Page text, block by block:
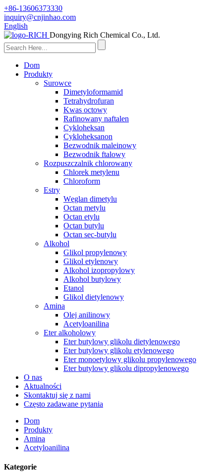
+86-13606373330
inquiry@cnjinhao.com
English
Dongying Rich Chemical Co., Ltd.
Dom
Produkty
Surowce
Dimetyloformamid
Tetrahydrofuran
Kwas octowy
Rafinowany naftalen
Cykloheksan
Cykloheksanon
Bezwodnik maleinowy
Bezwodnik ftalowy
Rozpuszczalnik chlorowany
Chlorek metylenu
Chloroform
Estry
Węglan dimetylu
Octan metylu
Octan etylu
Octan butylu
Octan sec-butylu
Alkohol
Glikol propylenowy
Glikol etylenowy
Alkohol izopropylowy
Alkohol butylowy
Etanol
Glikol dietylenowy
Amina
Olej anilinowy
Acetyloanilina
Eter alkoholowy
Eter butylowy glikolu dietylenowego
Eter butylowy glikolu etylenowego
Eter monoetylowy glikolu propylenowego
Eter butylowy glikolu dipropylenowego
O nas
Aktualności
Skontaktuj się z nami
Często zadawane pytania
Dom
Produkty
Amina
Acetyloanilina
Kategorie